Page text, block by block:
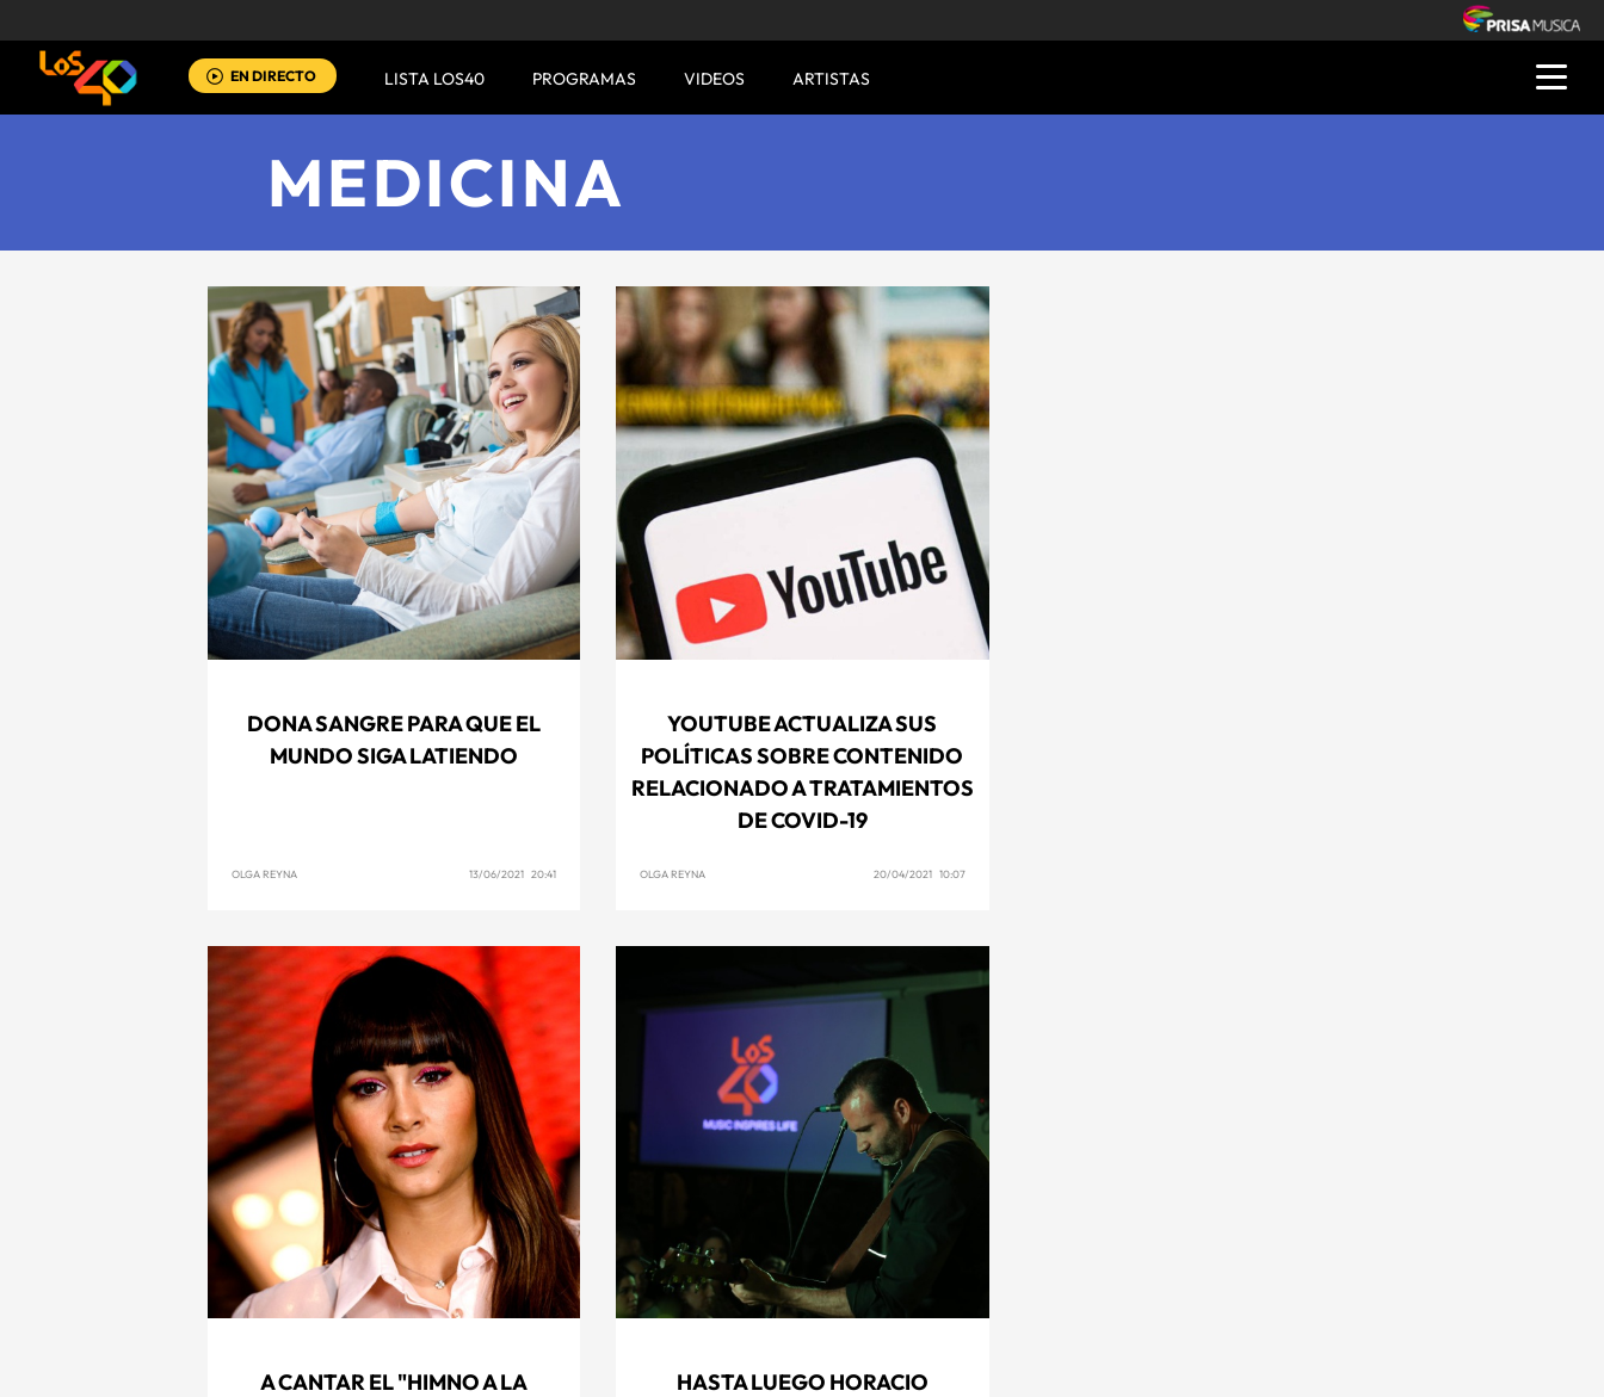
EN DIRECTO LISTA LOS40 PROGRAMAS VIDEOS ARTISTAS
MEDICINA
DONA SANGRE PARA QUE EL
MUNDO SIGA LATIENDO
OLGA REYNA 13/06/2021 20:41
YOUTUBE ACTUALIZA SUS
POLÍTICAS SOBRE CONTENIDO
RELACIONADO A TRATAMIENTOS
DE COVID-19
OLGA REYNA 20/04/2021 10:07
A CANTAR EL "HIMNO A LA
HASTA LUEGO HORACIO